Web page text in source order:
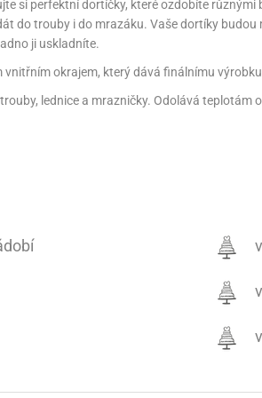
(LAZY SUSAN)
NÁPOJŮ
PASTY, AROMATA
VLAŽOVKY NA CHLEBA
CHLEBNÍKY A CHLEBOVKY
VYVALOVÁNÍ
RUKAVICE A PODLOŽKY
VYKRAJOVÁTKA NA HRNEČEK
si perfektní dortíčky, které ozdobíte
do trouby i do mrazáku. Vaše dortíky
ji uskladníte.
okrajem, který dává finálnímu
lednice a mrazničky. Odolává teplotám